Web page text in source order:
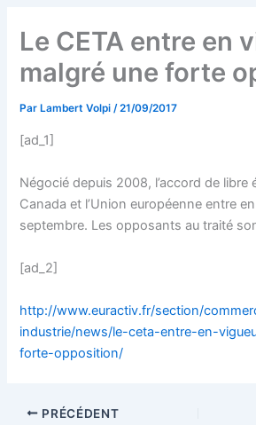
Le CETA entre en
malgré une forte
Par Lambert Volpi/21/09/2017
[ad_1]
Négocié depuis 2008, l’accord de libre
Canada et l’Union européenne entre
septembre. Les opposants au traité
[ad_2]
http://www.euractiv.fr/section/
industrie/news/le-ceta-entre-en-
forte-opposition/
PRÉCÉDENT